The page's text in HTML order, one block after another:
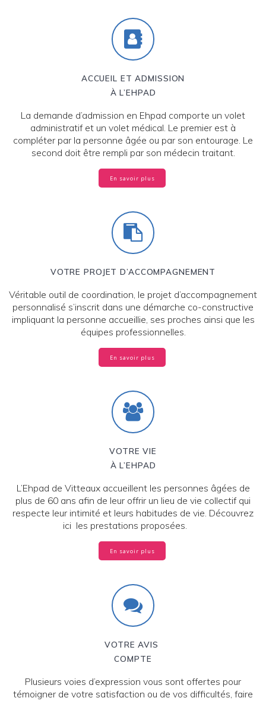
ACCUEIL ET ADMISSION
À L’EHPAD
La demande d’admission en Ehpad comporte un volet
administratif et un volet médical. Le premier est à
compléter par la personne âgée ou par son entourage. Le
second doit être rempli par son médecin traitant.
En savoir plus
VOTRE PROJET D’ACCOMPAGNEMENT
Véritable outil de coordination, le projet d’accompagnement
personnalisé s’inscrit dans une démarche co-constructive
impliquant la personne accueillie, ses proches ainsi que les
équipes professionnelles.
En savoir plus
VOTRE VIE
À L’EHPAD
L’Ehpad de Vitteaux accueillent les personnes âgées de
plus de 60 ans afin de leur offrir un lieu de vie collectif qui
respecte leur intimité et leurs habitudes de vie. Découvrez
ici les prestations proposées.
En savoir plus
VOTRE AVIS
COMPTE
Plusieurs voies d’expression vous sont offertes pour
témoigner de votre satisfaction ou de vos difficultés, faire